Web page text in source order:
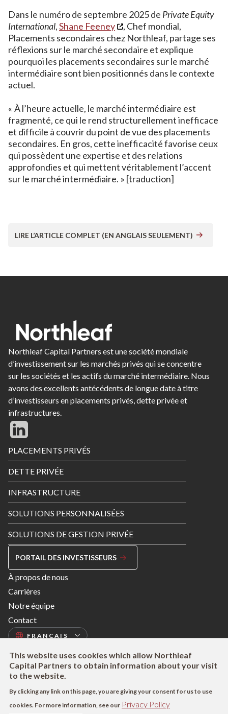
Dans le numéro de septembre 2025 de Private Equity
International,Shane Feeney
, Chef mondial,
Placements secondaires chez Northleaf, partage ses
réflexions sur le marché secondaire et explique
pourquoi les placements secondaires sur le marché
intermédiaire sont bien positionnés dans le contexte
actuel.
« À l’heure actuelle, le marché intermédiaire est
fragmenté, ce qui le rend structurellement inefficace
et difficile à couvrir du point de vue des placements
secondaires. En gros, cette inefficacité favorise ceux
qui possèdent une expertise et des relations
approfondies et qui mettent véritablement l’accent
sur le marché intermédiaire. » [traduction]
LIRE L’ARTICLE COMPLET (EN ANGLAIS SEULEMENT)
Northleaf Capital Partners est une société mondiale
d’investissement sur les marchés privés qui se concentre
sur les sociétés et les actifs du marché intermédiaire. Nous
avons des excellents antécédents de longue date à titre
d’investisseurs en placements privés, dette privée et
infrastructures.
Footer
Menu
PLACEMENTS PRIVÉS
DETTE PRIVÉE
INFRASTRUCTURE
SOLUTIONS PERSONNALISÉES
SOLUTIONS DE GESTION PRIVÉE
PORTAIL DES INVESTISSEURS
Footer
Menu
Right
À propos de nous
Carrières
Notre équipe
Contact
Modalités d’utilisation Politique de confidentialité
LAPHO
Informations SFDR (UE)
This website uses cookies which allow Northleaf
Capital Partners to obtain information about your visit
to the website.
By clicking any link on this page, you are giving your consent for us to use
cookies. For more information, see our Privacy Policy